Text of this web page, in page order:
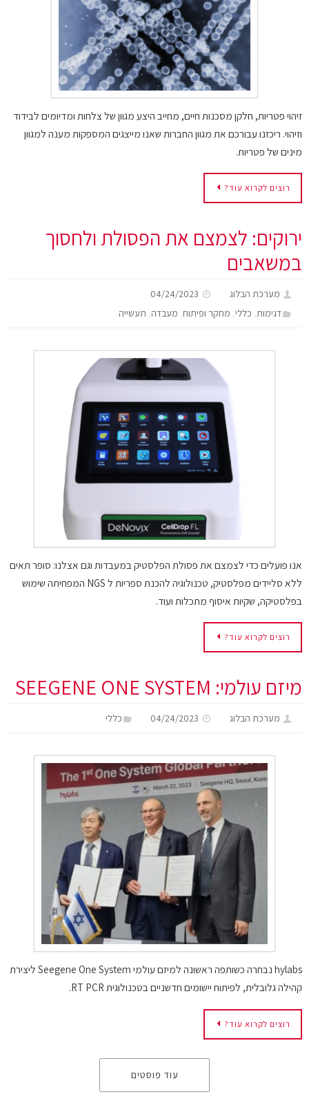
זיהוי פטריות, חלקן מסכנות חיים, מחייב היצע מגוון של צלחות ומדיומים לבידוד
וזיהוי. ריכזנו עבורכם את מגוון החברות שאנו מייצגים המספקות מענה למגוון
מינים של פטריות.
רוצים לקרוא עוד?
ירוקים: לצמצם את הפסולת ולחסוך
במשאבים
מערכת הבלוג
04/24/2023
דגימות, כללי, מחקר ופיתוח, מעבדה, תעשייה
אנו פועלים כדי לצמצם את פסולת הפלסטיק במעבדות וגם אצלנו: סופר תאים
ללא סליידים מפלסטיק, טכנולוגיה להכנת ספריות ל NGS המפחיתה שימוש
בפלסטיקה, שקיות איסוף מתכלות ועוד.
רוצים לקרוא עוד?
מיזם עולמי: SEEGENE ONE SYSTEM
מערכת הבלוג 04/24/2023 כללי
hylabs נבחרה כשותפה ראשונה למיזם עולמי Seegene One System ליצירת
קהילה גלובלית, לפיתוח יישומים חדשניים בטכנולוגית RT PCR.
רוצים לקרוא עוד?
עוד פוסטים